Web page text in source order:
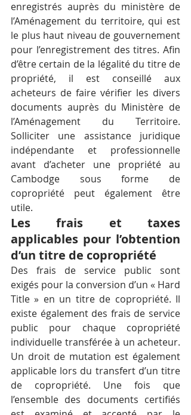
enregistrés auprès du ministère de
l’Aménagement du territoire, qui est
le plus haut niveau de gouvernement
pour l’enregistrement des titres. Afin
d’être certain de la légalité du titre de
propriété, il est conseillé aux
acheteurs de faire vérifier les divers
documents auprès du Ministère de
l’Aménagement du Territoire.
Solliciter une assistance juridique
indépendante et professionnelle
avant d’acheter une propriété au
Cambodge sous forme de
copropriété peut également être
utile.
Les frais et taxes
applicables pour l’obtention
d’un titre de copropriété
Des frais de service public sont
exigés pour la conversion d’un « Hard
Title » en un titre de copropriété. Il
existe également des frais de service
public pour chaque copropriété
individuelle transférée à un acheteur.
Un droit de mutation est également
applicable lors du transfert d’un titre
de copropriété. Une fois que
l’ensemble des documents certifiés